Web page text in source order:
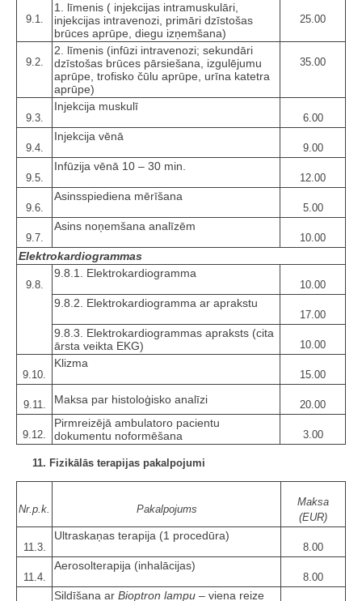
9.1.
1. līmenis ( injekcijas intramuskulāri,
injekcijas intravenozi, primāri dzīstošas
brūces aprūpe, diegu izņemšana)
25.00
9.2.
2. līmenis (infūzi intravenozi; sekundāri
dzīstošas brūces pārsiešana, izgulējumu
aprūpe, trofisko čūlu aprūpe, urīna katetra
aprūpe)
35.00
9.3.
Injekcija muskulī
6.00
9.4.
Injekcija vēnā
9.00
9.5.
Infūzija vēnā 10 – 30 min.
12.00
9.6.
Asinsspiediena mērīšana
5.00
9.7.
Asins noņemšana analīzēm
10.00
Elektrokardiogrammas
9.8.
9.8.1. Elektrokardiogramma
10.00
9.8.2. Elektrokardiogramma ar aprakstu
17.00
9.8.3. Elektrokardiogrammas apraksts (cita
ārsta veikta EKG)
10.00
9.10.
Klizma
15.00
9.11. Maksa par histoloģisko analīzi 20.00
9.12.
Pirmreizējā ambulatoro pacientu
dokumentu noformēšana
3.00
11. Fizikālās terapijas pakalpojumi
Nr.p.k. Pakalpojums
Maksa
(EUR)
11.3.
Ultraskaņas terapija (1 procedūra)
8.00
11.4.
Aerosolterapija (inhalācijas)
8.00
Sildīšana ar Bioptron lampu – viena reize